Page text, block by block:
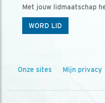
Met jouw lidmaatschap
WORD LID
Onze sites Mijn privacy